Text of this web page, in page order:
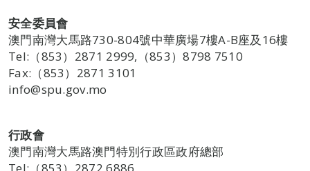
安全委員會
澳門南灣大馬路730-804號中華廣場7樓A-B座及16樓
Tel:（853）2871 2999,（853）8798 7510
Fax:（853）2871 3101
info@spu.gov.mo
行政會
澳門南灣大馬路澳門特別行政區政府總部